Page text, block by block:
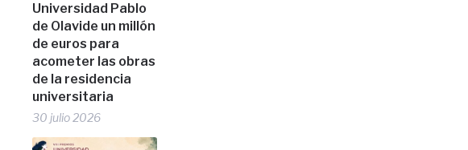
Universidad Pablo
de Olavide un millón
de euros para
acometer las obras
de la residencia
universitaria
30 julio 2026